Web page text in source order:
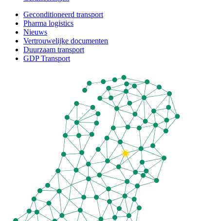
Geconditioneerd transport
Pharma logistics
Nieuws
Vertrouwelijke documenten
Duurzaam transport
GDP Transport